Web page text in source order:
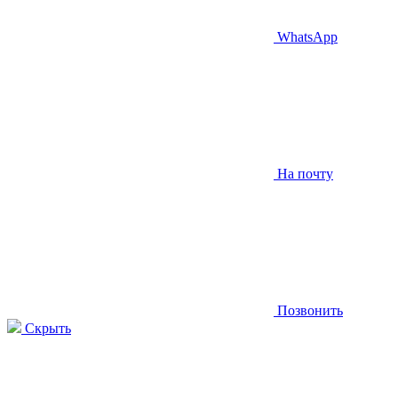
WhatsApp
На почту
Позвонить
Скрыть